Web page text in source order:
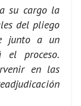
su cargo la
del pliego
junto a un
el proceso.
en las